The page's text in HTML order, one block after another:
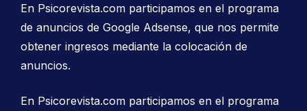
En Psicorevista.com participamos en el programa
de anuncios de Google Adsense, que nos permite
obtener ingresos mediante la colocación de
anuncios.
En Psicorevista.com participamos en el programa